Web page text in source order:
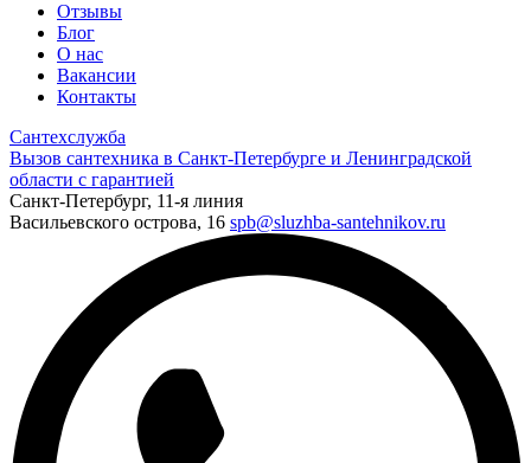
Отзывы
Блог
О нас
Вакансии
Контакты
Сантехслужба
Вызов сантехника в Санкт-Петербурге и Ленинградской
области с гарантией
Санкт-Петербург, 11-я линия
Васильевского острова, 16 spb@sluzhba-santehnikov.ru